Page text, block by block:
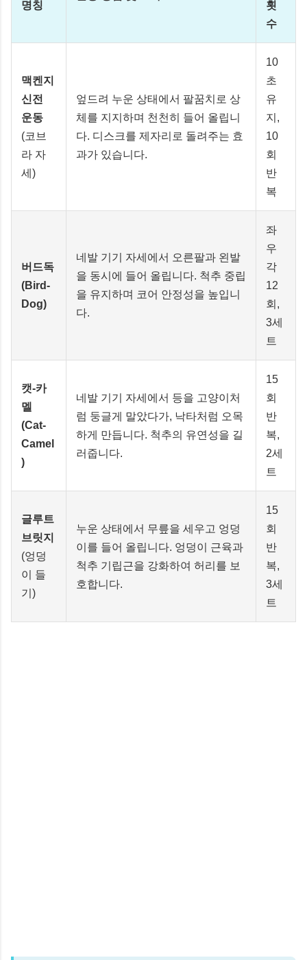
명칭
횟
수
맥켄지
신전
운동
(코브
라 자
세)
엎드려 누운 상태에서 팔꿈치로 상
체를 지지하며 천천히 들어 올립니
다. 디스크를 제자리로 돌려주는 효
과가 있습니다.
10
초
유
지,
10
회
반
복
버드독
(Bird-
Dog)
네발 기기 자세에서 오른팔과 왼발
을 동시에 들어 올립니다. 척추 중립
을 유지하며 코어 안정성을 높입니
다.
좌
우
각
12
회,
3세
트
캣-카
멜
(Cat-
Camel
)
네발 기기 자세에서 등을 고양이처
럼 둥글게 말았다가, 낙타처럼 오목
하게 만듭니다. 척추의 유연성을 길
러줍니다.
15
회
반
복,
2세
트
글루트
브릿지
(엉덩
이 들
기)
누운 상태에서 무릎을 세우고 엉덩
이를 들어 올립니다. 엉덩이 근육과
척추 기립근을 강화하여 허리를 보
호합니다.
15
회
반
복,
3세
트